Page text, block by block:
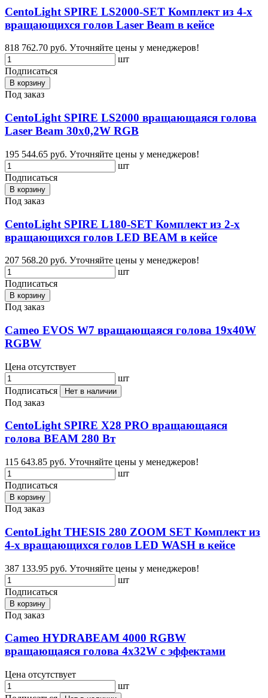
CentoLight SPIRE LS2000-SET Комплект из 4-х
вращающихся голов Laser Beam в кейсе
818 762.70 руб. Уточняйте цены у менеджеров!
шт
Подписаться
В корзину
Под заказ
CentoLight SPIRE LS2000 вращающаяся голова
Laser Beam 30x0,2W RGB
195 544.65 руб. Уточняйте цены у менеджеров!
шт
Подписаться
В корзину
Под заказ
CentoLight SPIRE L180-SET Комплект из 2-х
вращающихся голов LED BEAM в кейсе
207 568.20 руб. Уточняйте цены у менеджеров!
шт
Подписаться
В корзину
Под заказ
Cameo EVOS W7 вращающаяся голова 19х40W
RGBW
Цена отсутствует
шт
Подписаться
Нет в наличии
Под заказ
CentoLight SPIRE X28 PRO вращающаяся
голова BEAM 280 Вт
115 643.85 руб. Уточняйте цены у менеджеров!
шт
Подписаться
В корзину
Под заказ
CentoLight THESIS 280 ZOOM SET Комплект из
4-х вращающихся голов LED WASH в кейсе
387 133.95 руб. Уточняйте цены у менеджеров!
шт
Подписаться
В корзину
Под заказ
Cameo HYDRABEAM 4000 RGBW
вращающаяся голова 4х32W с эффектами
Цена отсутствует
шт